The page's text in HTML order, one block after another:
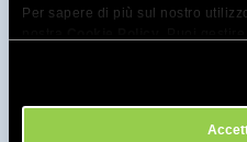
Per sapere di più sul nostro